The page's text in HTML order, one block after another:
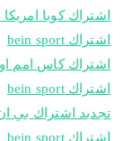
اشتراك bein sport
اشتراك bein sport
اشتراك bein sport